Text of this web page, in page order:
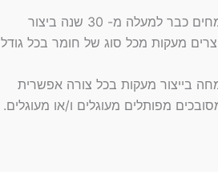
"מעקות" מתמחים כבר למעלה מ- 30 שנה ביצור
מעקות מכל סוג של חומר בכל גודל
בייצור מעקות בכל צורה אפשרית
מפותלים מעוגלים ו/או מעוגלים.